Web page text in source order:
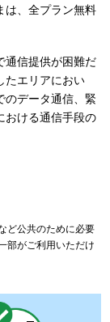
は、全プラン無料
通信提供が困難だ
たエリアにおい
のデータ通信、緊
おける通信手段の
ど公共のために必要
部がご利用いただけ